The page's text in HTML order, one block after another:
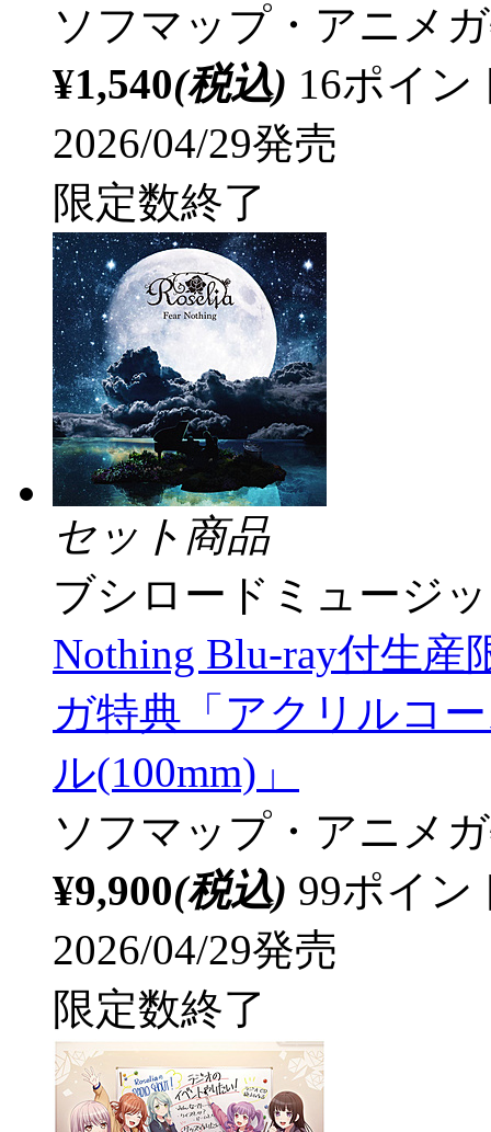
ソフマップ・アニメ
¥1,540(税込) 16ポイ
2026/04/29発売
限定数終了
セット商品
ブシロードミュージ
Nothing Blu-ray付生
ガ特典「アクリルコ
ル(100mm)」
ソフマップ・アニメ
¥9,900(税込) 99ポイ
2026/04/29発売
限定数終了